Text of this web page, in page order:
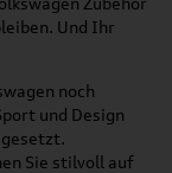
Und Ihr
noch
und Design
Sie stilvoll auf